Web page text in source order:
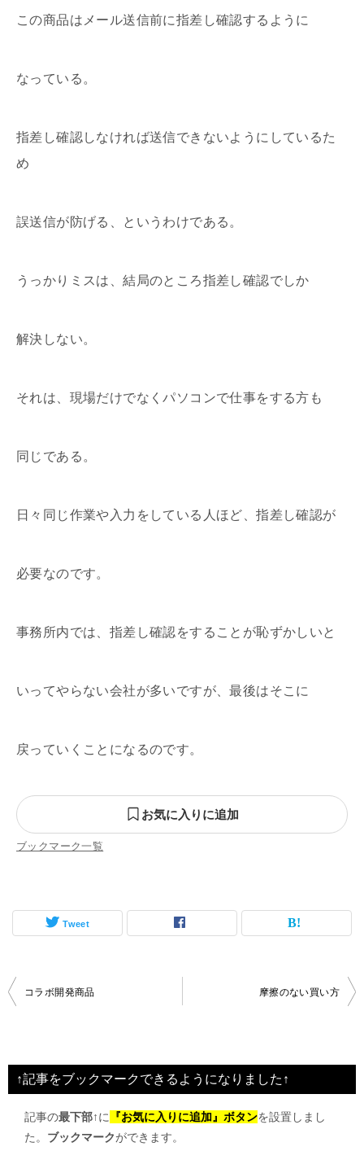
この商品はメール送信前に指差し確認するように
なっている。
指差し確認しなければ送信できないようにしているた
め
誤送信が防げる、というわけである。
うっかりミスは、結局のところ指差し確認でしか
解決しない。
それは、現場だけでなくパソコンで仕事をする方も
同じである。
日々同じ作業や入力をしている人ほど、指差し確認が
必要なのです。
事務所内では、指差し確認をすることが恥ずかしいと
いってやらない会社が多いですが、最後はそこに
戻っていくことになるのです。
お気に入りに追加
ブックマーク一覧
Tweet
投
ビ
ゲ
コラボ開発商品 摩擦のない買い方
↑記事をブックマークできるようになりました↑
記事の最下部↑に 『お気に入りに追加』ボタンを設置しまし
た。 ブックマークができます。